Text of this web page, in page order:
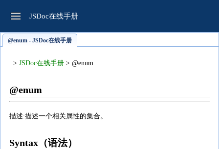
JSDoc在线手册
@enum - JSDoc在线手册
> JSDoc在线手册 > @enum
@enum
描述:描述一个相关属性的集合。
Syntax（语法）